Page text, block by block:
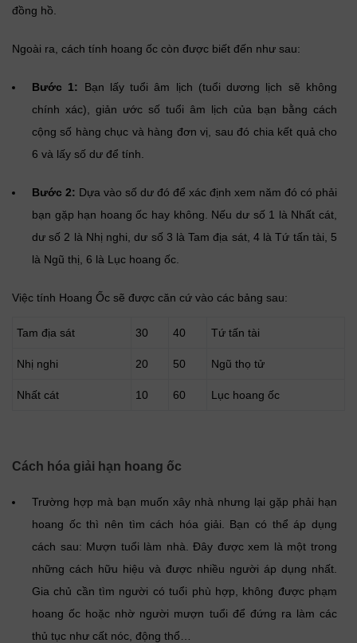
đồng hồ.
Ngoài ra, cách tính hoang ốc còn được biết đến như sau:
Bước 1: Bạn lấy tuổi âm lịch (tuổi dương lịch sẽ không
chính xác), giản ước số tuổi âm lịch của bạn bằng cách
cộng số hàng chục và hàng đơn vị, sau đó chia kết quả cho
6 và lấy số dư để tính.
Bước 2: Dựa vào số dư đó để xác định xem năm đó có phải
bạn gặp hạn hoang ốc hay không. Nếu dư số 1 là Nhất cát,
dư số 2 là Nhị nghi, dư số 3 là Tam địa sát, 4 là Tứ tấn tài, 5
là Ngũ thị, 6 là Lục hoang ốc.
Việc tính Hoang Ốc sẽ được căn cứ vào các bảng sau:
Tam địa sát 30 40 Tứ tấn tài
Nhị nghi 20 50 Ngũ thọ tử
Nhất cát 10 60 Lục hoang ốc
Cách hóa giải hạn hoang ốc
Trường hợp mà bạn muốn xây nhà nhưng lại gặp phải hạn
hoang ốc thì nên tìm cách hóa giải. Bạn có thể áp dụng
cách sau: Mượn tuổi làm nhà. Đây được xem là một trong
những cách hữu hiệu và được nhiều người áp dụng nhất.
Gia chủ cần tìm người có tuổi phù hợp, không được phạm
hoang ốc hoặc nhờ người mượn tuổi để đứng ra làm các
thủ tục như cất nóc, động thổ…